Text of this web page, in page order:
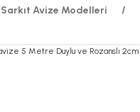
Sarkıt Avize Modelleri